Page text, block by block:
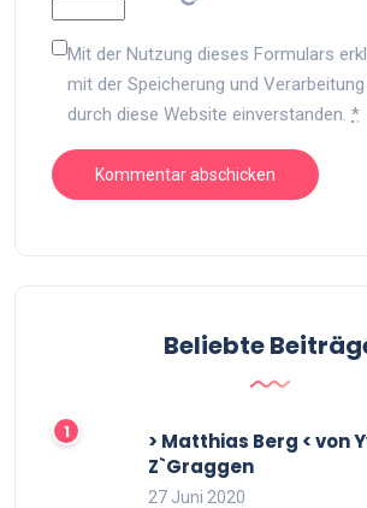
Mit der Nutzung dieses Formulars
mit der Speicherung und
durch diese Website einverstanden. *
Beliebte
> Matthias Berg < von
Z`Graggen
27 Juni 2020